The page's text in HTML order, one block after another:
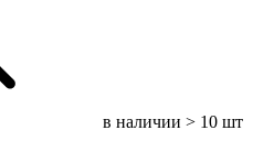
в наличии > 10 шт